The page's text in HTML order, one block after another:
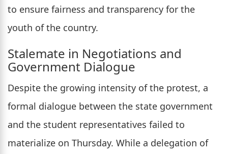
to ensure fairness and transparency for the
youth of the country.
Stalemate in Negotiations and
Government Dialogue
Despite the growing intensity of the protest, a
formal dialogue between the state government
and the student representatives failed to
materialize on Thursday. While a delegation of